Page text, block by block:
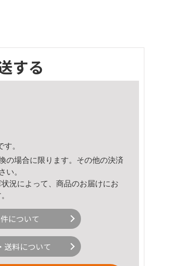
する
。
の場合に限ります。その他の決済
い。
況によって、商品のお届けにお
について
送料について